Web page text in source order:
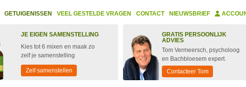
GETUIGENISSEN VEEL GESTELDE VRAGEN CONTACT NIEUWSBRIEF
JE EIGEN SAMENSTELLING
Kies tot 6 mixen en maak zo
zelf je samenstelling
Zelf samenstellen
GRATIS PERSOONLIJK
ADVIES
Tom Vermeersch, psycholoog
en Bachbloesem expert.
Contacteer Tom